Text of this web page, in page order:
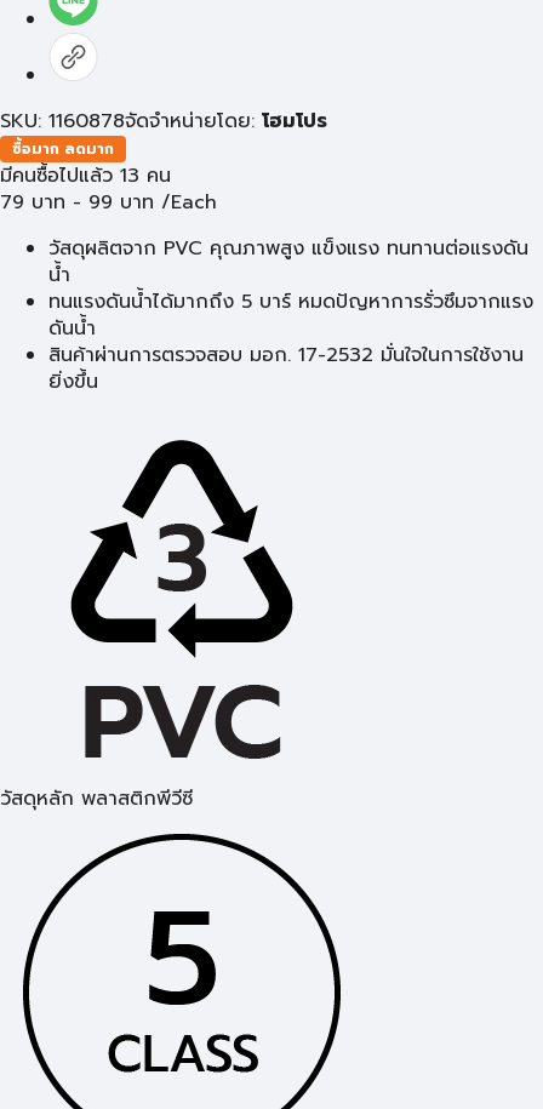
SKU: 1160878จัดจำหน่ายโดย: โฮมโปร
ซื้อมาก ลดมาก
มีคนซื้อไปแล้ว 13 คน
79 บาท - 99 บาท /Each
วัสดุผลิตจาก PVC คุณภาพสูง แข็งแรง ทนทานต่อแรงดัน
น้ำ
ทนแรงดันน้ำได้มากถึง 5 บาร์ หมดปัญหาการรั่วซึมจากแรง
ดันน้ำ
สินค้าผ่านการตรวจสอบ มอก. 17-2532 มั่นใจในการใช้งาน
ยิ่งขึ้น
วัสดุหลัก พลาสติกพีวีซี